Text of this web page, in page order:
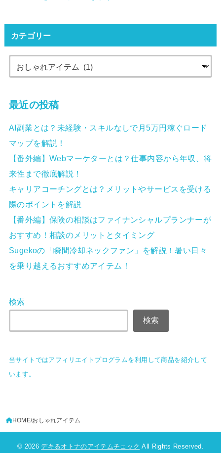
カテゴリー
最近の投稿
AI副業とは？未経験・スキルなしで月5万円稼ぐロード
マップを解説！
【番外編】Webマーケターとは？仕事内容から年収、将
来性まで徹底解説！
キャリアコーチングとは？メリットやサービスを受ける
際のポイントを解説
【番外編】保険の相談はファイナンシャルプランナーが
おすすめ！相談のメリットとタイミング
Sugekoの「瞬間冷却ネックファン」を解説！暑い日々
を乗り越えるおすすめアイテム！
検索
検索
当サイトではアフィリエイトプログラムを利用して商品を紹介して
います。
HOME おしゃれアイテム
© 2026デキるオトナのアイテムチェック All Rights Reserved.